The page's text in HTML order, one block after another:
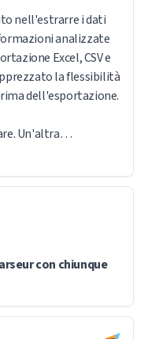
nell'estrarre i dati
analizzate
Excel, CSV e
la flessibilità
dell'esportazione.
Un'altra
utile è che il
un collegamento
la
quando necessario.
ho riscontrato
team di supporto di
la maggior
di
con chiunque